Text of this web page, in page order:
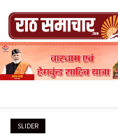
content
Raath Samachar
SLIDER